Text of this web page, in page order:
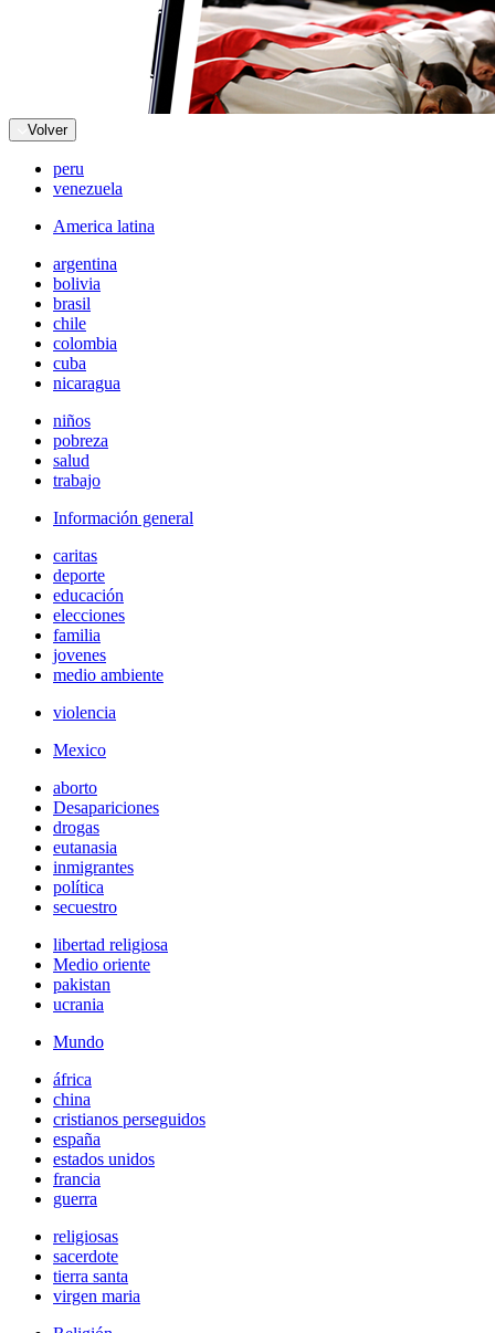
Volver
peru
venezuela
America latina
argentina
bolivia
brasil
chile
colombia
cuba
nicaragua
niños
pobreza
salud
trabajo
Información general
caritas
deporte
educación
elecciones
familia
jovenes
medio ambiente
violencia
Mexico
aborto
Desapariciones
drogas
eutanasia
inmigrantes
política
secuestro
libertad religiosa
Medio oriente
pakistan
ucrania
Mundo
áfrica
china
cristianos perseguidos
españa
estados unidos
francia
guerra
religiosas
sacerdote
tierra santa
virgen maria